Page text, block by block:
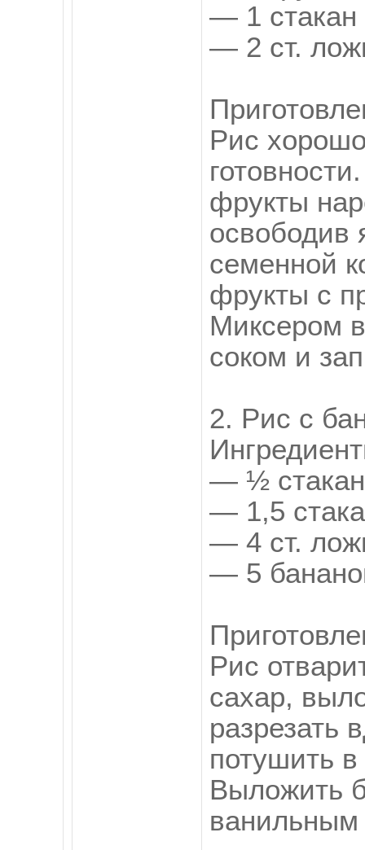
— 1 стакан
— 2 ст.
Рис
фрукты
освободив
семенной
фрукты с
Миксером
соком и
2. Рис с
— ½
— 1,5
— 4 ст.
— 5
Рис
сахар,
разрезать
потушить
Выложить
ванильным